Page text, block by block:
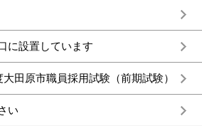
に設置しています
田原市職員採用試験（前期試験）
い